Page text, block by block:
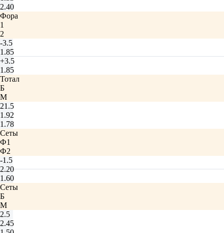
2.40
Фора
1
2
-3.5
1.85
+3.5
1.85
Тотал
Б
М
21.5
1.92
1.78
Сеты
Ф1
Ф2
-1.5
2.20
1.60
Сеты
Б
М
2.5
2.45